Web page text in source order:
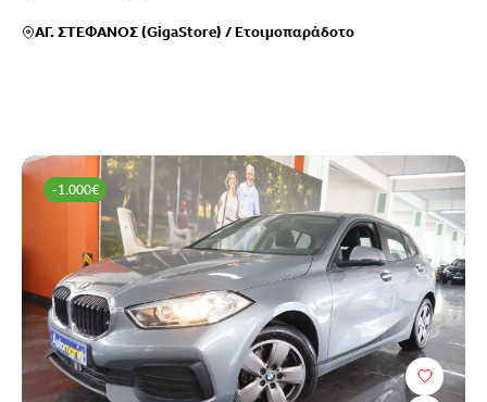
ΑΓ. ΣΤΕΦΑΝΟΣ (GigaStore) /Ετοιμοπαράδοτο
-1.000€